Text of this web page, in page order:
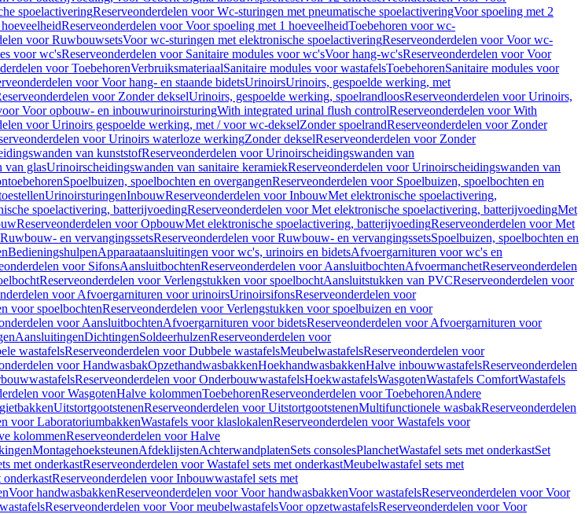
spoelactiveringReserveonderdelen voor Wc-sturingen met pneumatische spoelactiveringVoor spoeling met 2
Reserveonderdelen voor Voor spoeling met 1 hoeveelheidToebehoren voor wc-
voor RuwbouwsetsVoor wc-sturingen met elektronische spoelactiveringReserveonderdelen voor Voor wc-
voor wc'sReserveonderdelen voor Sanitaire modules voor wc'sVoor hang-wc'sReserveonderdelen voor Voor
voor ToebehorenVerbruiksmateriaalSanitaire modules voor wastafelsToebehorenSanitaire modules voor
voor Voor hang- en staande bidetsUrinoirsUrinoirs, gespoelde werking, met
voor Zonder dekselUrinoirs, gespoelde werking, spoelrandloosReserveonderdelen voor Urinoirs,
Voor opbouw- en inbouwurinoirsturingWith integrated urinal flush controlReserveonderdelen voor With
voor Urinoirs gespoelde werking, met / voor wc-dekselZonder spoelrandReserveonderdelen voor Zonder
voor Urinoirs waterloze werkingZonder dekselReserveonderdelen voor Zonder
van kunststofReserveonderdelen voor Urinoirscheidingswanden van
van glasUrinoirscheidingswanden van sanitaire keramiekReserveonderdelen voor Urinoirscheidingswanden van
Spoelbuizen, spoelbochten en overgangenReserveonderdelen voor Spoelbuizen, spoelbochten en
UrinoirsturingenInbouwReserveonderdelen voor InbouwMet elektronische spoelactivering,
spoelactivering, batterijvoedingReserveonderdelen voor Met elektronische spoelactivering, batterijvoedingMet
Reserveonderdelen voor OpbouwMet elektronische spoelactivering, batterijvoedingReserveonderdelen voor Met
Ruwbouw- en vervangingssetsReserveonderdelen voor Ruwbouw- en vervangingssetsSpoelbuizen, spoelbochten en
BedieningshulpenApparaataansluitingen voor wc's, urinoirs en bidetsAfvoergarnituren voor wc's en
voor SifonsAansluitbochtenReserveonderdelen voor AansluitbochtenAfvoermanchetReserveonderdelen
Reserveonderdelen voor Verlengstukken voor spoelbochtAansluitstukken van PVCReserveonderdelen voor
voor Afvoergarnituren voor urinoirsUrinoirsifonsReserveonderdelen voor
voor spoelbochtenReserveonderdelen voor Verlengstukken voor spoelbuizen en voor
voor AansluitbochtenAfvoergarnituren voor bidetsReserveonderdelen voor Afvoergarnituren voor
AansluitingenDichtingenSoldeerhulzenReserveonderdelen voor
wastafelsReserveonderdelen voor Dubbele wastafelsMeubelwastafelsReserveonderdelen voor
voor HandwasbakOpzethandwasbakkenHoekhandwasbakkenHalve inbouwwastafelsReserveonderdelen
Reserveonderdelen voor OnderbouwwastafelsHoekwastafelsWasgotenWastafels ComfortWastafels
voor WasgotenHalve kolommenToebehorenReserveonderdelen voor ToebehorenAndere
UitstortgootstenenReserveonderdelen voor UitstortgootstenenMultifunctionele wasbakReserveonderdelen
voor LaboratoriumbakkenWastafels voor klaslokalenReserveonderdelen voor Wastafels voor
kolommenReserveonderdelen voor Halve
MontagehoeksteunenAfdeklijstenAchterwandplatenSets consolesPlanchetWastafel sets met onderkastSet
met onderkastReserveonderdelen voor Wastafel sets met onderkastMeubelwastafel sets met
onderkastReserveonderdelen voor Inbouwwastafel sets met
Voor handwasbakkenReserveonderdelen voor Voor handwasbakkenVoor wastafelsReserveonderdelen voor Voor
Reserveonderdelen voor Voor meubelwastafelsVoor opzetwastafelsReserveonderdelen voor Voor